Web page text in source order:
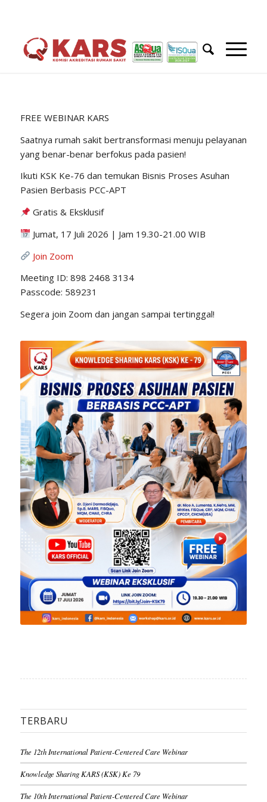
FREE WEBINAR KARS
Saatnya rumah sakit bertransformasi menuju pelayanan
yang benar-benar berfokus pada pasien!
Ikuti KSK Ke-76 dan temukan Bisnis Proses Asuhan
Pasien Berbasis PCC-APT
Gratis & Eksklusif
Jumat, 17 Juli 2026 | Jam 19.30-21.00 WIB
Join Zoom
Meeting ID: 898 2468 3134
Passcode: 589231
Segera join Zoom dan jangan sampai tertinggal!
TERBARU
The 12th International Patient-Centered Care Webinar
Knowledge Sharing KARS (KSK) Ke 79
The 10th International Patient-Centered Care Webinar